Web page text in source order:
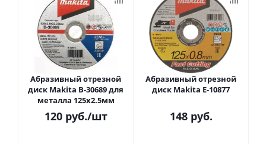
Абразивный отрезной
диск Makita B-30689 для
металла 125x2.5мм
120руб./шт
Абразивный отрезной
диск Makita E-10877
148руб.